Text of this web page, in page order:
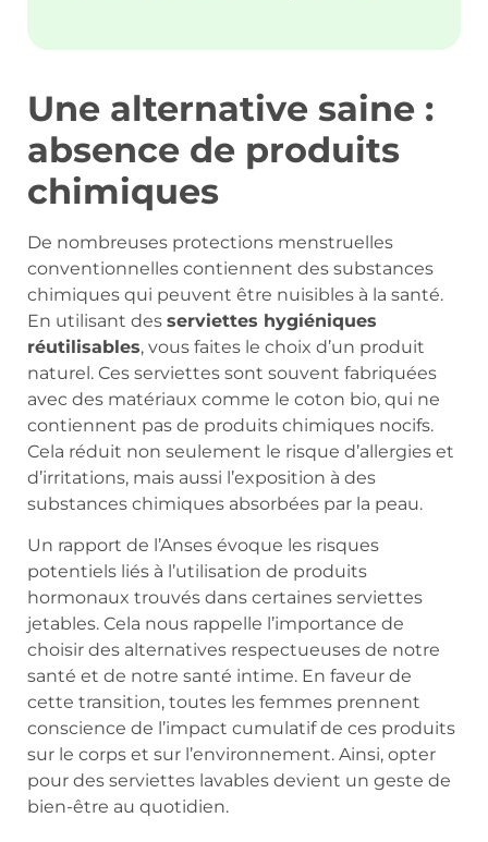
Une alternative saine :
absence de produits
chimiques
De nombreuses protections menstruelles
conventionnelles contiennent des substances
chimiques qui peuvent être nuisibles à la santé.
En utilisant des serviettes hygiéniques
réutilisables, vous faites le choix d’un produit
naturel. Ces serviettes sont souvent fabriquées
avec des matériaux comme le coton bio, qui ne
contiennent pas de produits chimiques nocifs.
Cela réduit non seulement le risque d’allergies et
d’irritations, mais aussi l’exposition à des
substances chimiques absorbées par la peau.
Un rapport de l’Anses évoque les risques
potentiels liés à l’utilisation de produits
hormonaux trouvés dans certaines serviettes
jetables. Cela nous rappelle l’importance de
choisir des alternatives respectueuses de notre
santé et de notre santé intime. En faveur de
cette transition, toutes les femmes prennent
conscience de l’impact cumulatif de ces produits
sur le corps et sur l’environnement. Ainsi, opter
pour des serviettes lavables devient un geste de
bien-être au quotidien.